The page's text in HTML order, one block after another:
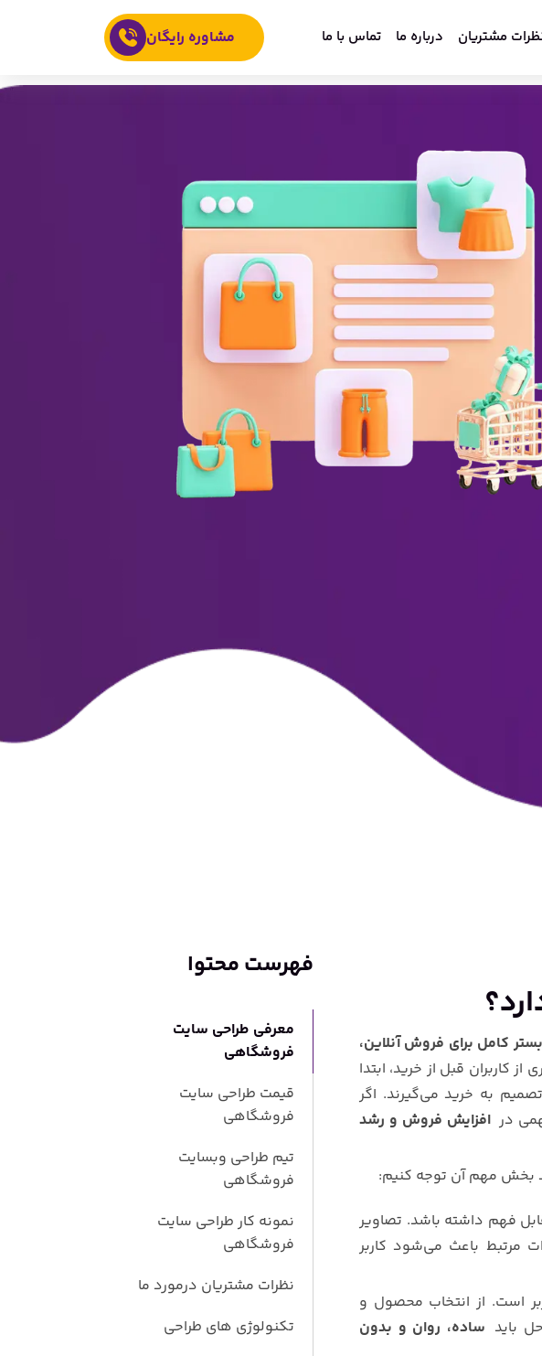
مشتریان درباره ما تماس با ما مشاوره رایگان
کامل برای فروش آنلاین،
کاربران قبل از خرید، ابتدا
به خرید می‌گیرند. اگر
در افزایش فروش و رشد
بخش مهم آن توجه کنیم:
فهم داشته باشد. تصاویر
مرتبط باعث می‌شود کاربر
است. از انتخاب محصول و
باید ساده، روان و بدون
فهرست محتوا
معرفی طراحی سایت
فروشگاهی
قیمت طراحی سایت
فروشگاهی
تیم طراحی وبسایت
فروشگاهی
نمونه ‌کار طراحی سایت
فروشگاهی
نظرات مشتریان درمورد ما
تکنولوژی های طراحی